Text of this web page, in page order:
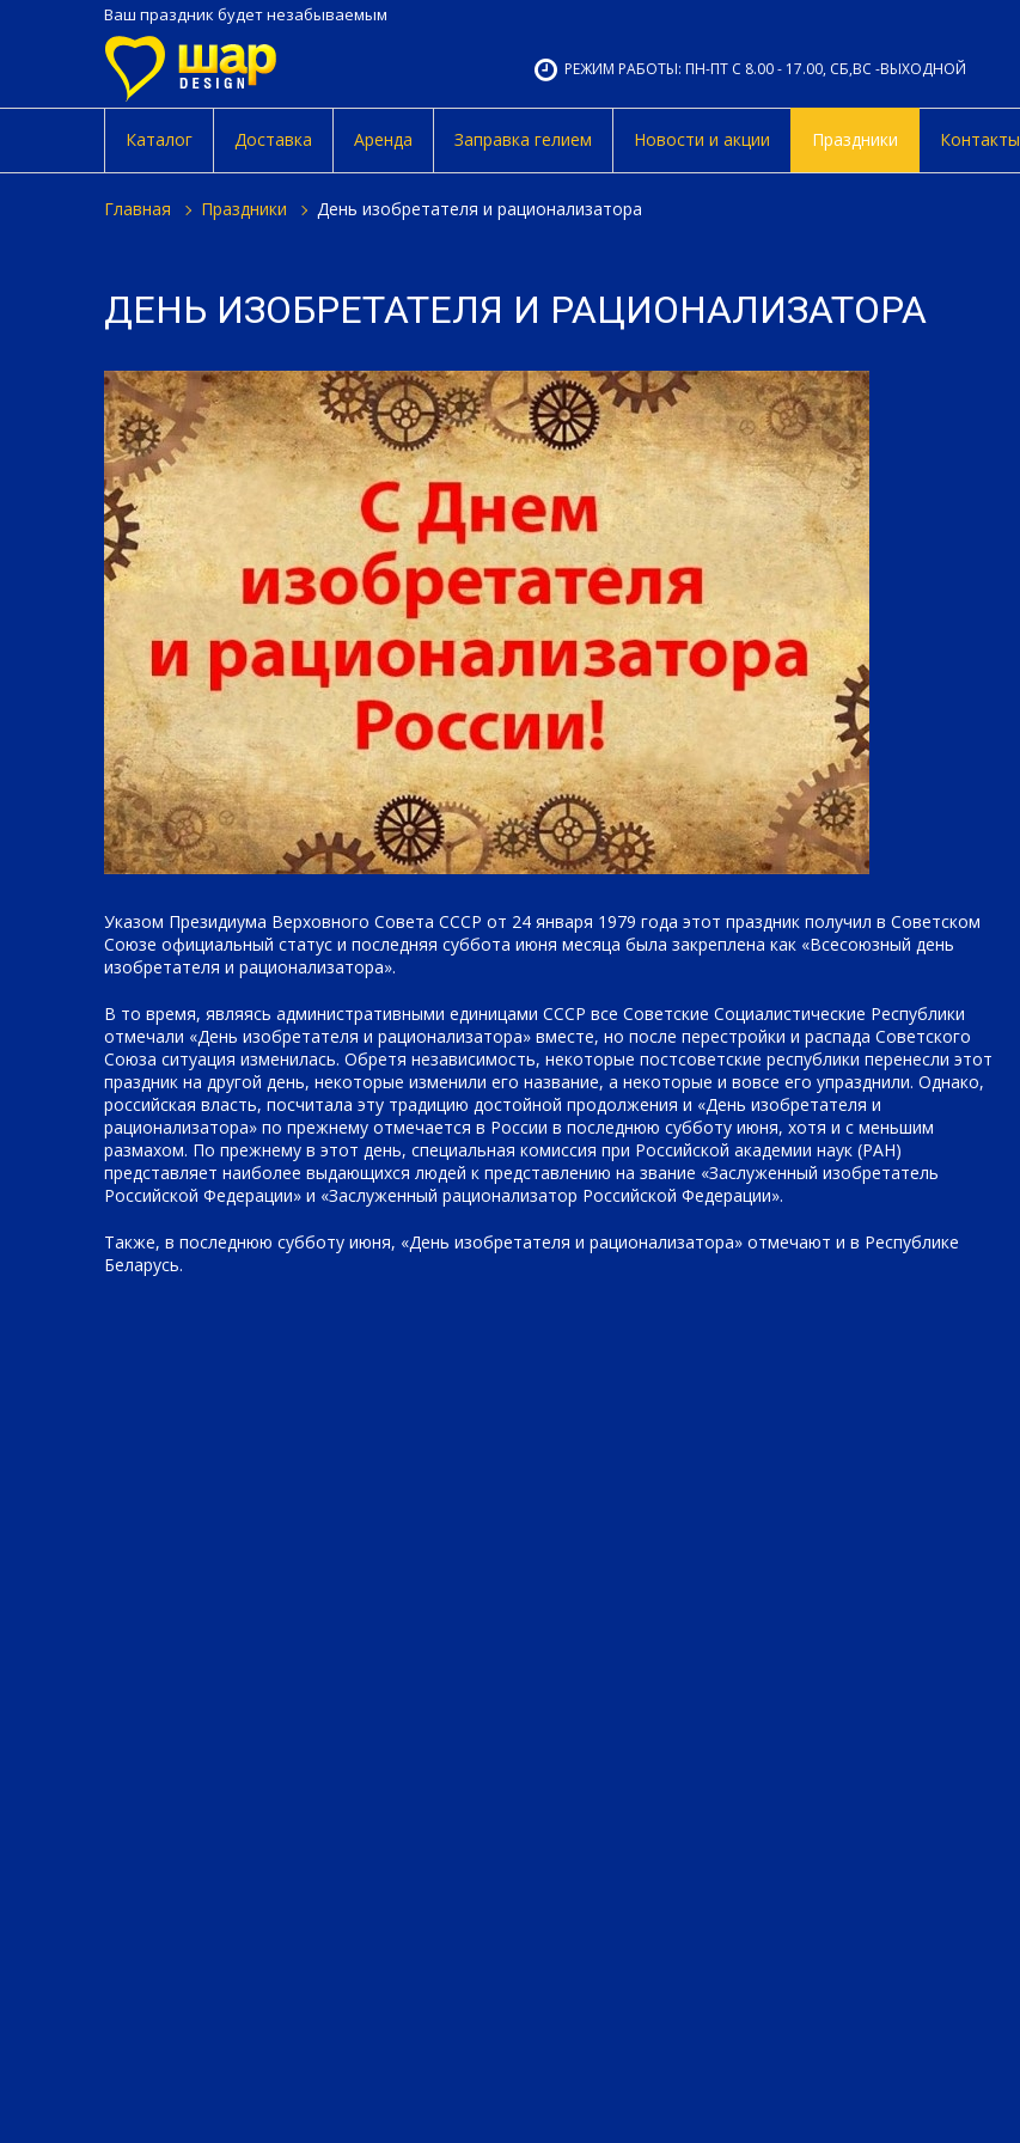
Ваш праздник будет незабываемым
РЕЖИМ РАБОТЫ: ПН-ПТ С 8.00 - 17.00, СБ,ВС -ВЫХОДНОЙ
Каталог Доставка Аренда Заправка гелием Новости и акции Праздники Контакты
главная праздники день изобретателя и рационализатора
ДЕНЬ ИЗОБРЕТАТЕЛЯ И РАЦИОНАЛИЗАТОРА
Указом Президиума Верховного Совета СССР от 24 января 1979 года этот праздник получил в Советском
Союзе официальный статус и последняя суббота июня месяца была закреплена как «Всесоюзный день
изобретателя и рационализатора».
В то время, являясь административными единицами СССР все Советские Социалистические Республики
отмечали «День изобретателя и рационализатора» вместе, но после перестройки и распада Советского
Союза ситуация изменилась. Обретя независимость, некоторые постсоветские республики перенесли этот
праздник на другой день, некоторые изменили его название, а некоторые и вовсе его упразднили. Однако,
российская власть, посчитала эту традицию достойной продолжения и «День изобретателя и
рационализатора» по прежнему отмечается в России в последнюю субботу июня, хотя и с меньшим
размахом. По прежнему в этот день, специальная комиссия при Российской академии наук (РАН)
представляет наиболее выдающихся людей к представлению на звание «Заслуженный изобретатель
Российской Федерации» и «Заслуженный рационализатор Российской Федерации».
Также, в последнюю субботу июня, «День изобретателя и рационализатора» отмечают и в Республике
Беларусь.